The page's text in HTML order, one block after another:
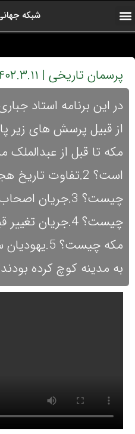
شبکه
پرسمان تاریخی | ۱۴۰۲.۳.۱۱ | استاد جباری
در این برنامه استاد
مکه تا قبل از عبدالملک
است؟ 2.تفاوت
چیست؟ 3.جریان
چیست؟ 4.جریان
مکه چیست؟
به مدینه کوچ کرده